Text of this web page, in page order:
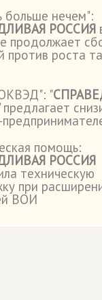
больше нечем":
РОССИЯ
продолжает
против роста
"
предлагает
помощь:
РОССИЯ
техническую
при
ВОИ